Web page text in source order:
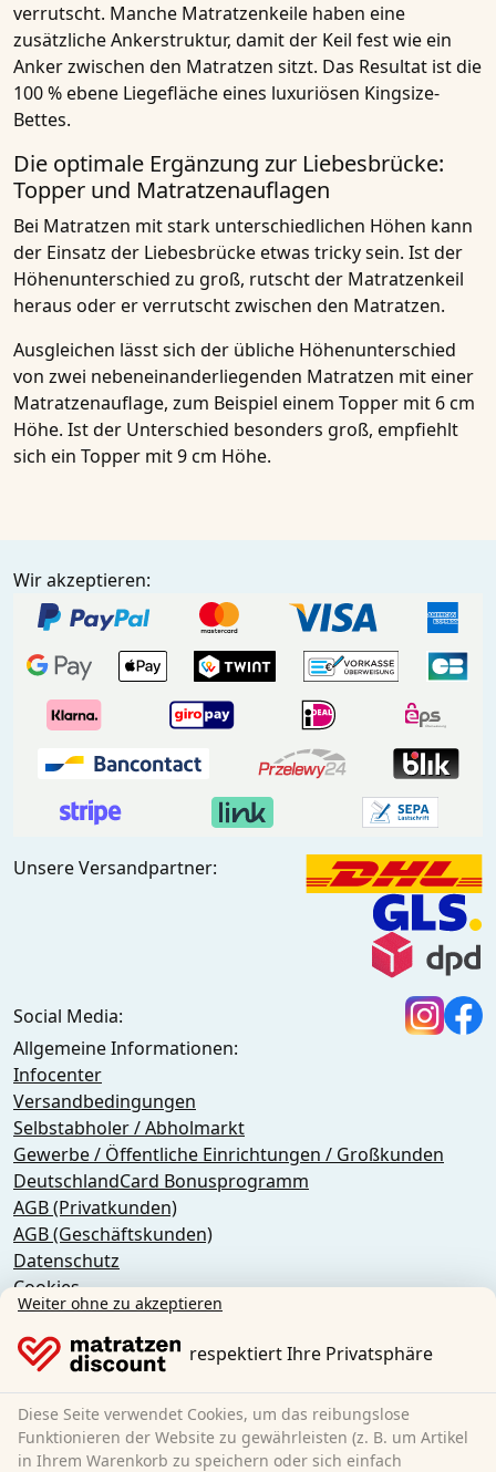
verrutscht. Manche Matratzenkeile haben eine
zusätzliche Ankerstruktur, damit der Keil fest wie ein
Anker zwischen den Matratzen sitzt. Das Resultat ist die
100 % ebene Liegefläche eines luxuriösen Kingsize-
Bettes.
Die optimale Ergänzung zur Liebesbrücke:
Topper und Matratzenauflagen
Bei Matratzen mit stark unterschiedlichen Höhen kann
der Einsatz der Liebesbrücke etwas tricky sein. Ist der
Höhenunterschied zu groß, rutscht der Matratzenkeil
heraus oder er verrutscht zwischen den Matratzen.
Ausgleichen lässt sich der übliche Höhenunterschied
von zwei nebeneinanderliegenden Matratzen mit einer
Matratzenauflage, zum Beispiel einem Topper mit 6 cm
Höhe. Ist der Unterschied besonders groß, empfiehlt
sich ein Topper mit 9 cm Höhe.
Wir akzeptieren:
Unsere Versandpartner:
Social Media:
Allgemeine Informationen:
Infocenter
Versandbedingungen
Selbstabholer / Abholmarkt
Gewerbe / Öffentliche Einrichtungen / Großkunden
DeutschlandCard Bonusprogramm
AGB (Privatkunden)
AGB (Geschäftskunden)
Datenschutz
Cookies
Widerrufsbelehrung
Impressum
Vertrag widerrufen
Sleezzz GmbH
Grebbener Str. 7
Weiter ohne zu akzeptieren
respektiert Ihre Privatsphäre
Diese Seite verwendet Cookies, um das reibungslose
Funktionieren der Website zu gewährleisten (z. B. um Artikel
in Ihrem Warenkorb zu speichern oder sich einfach